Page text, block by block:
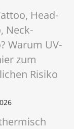
Head-
Neck-
Warum UV-
zum
Risiko